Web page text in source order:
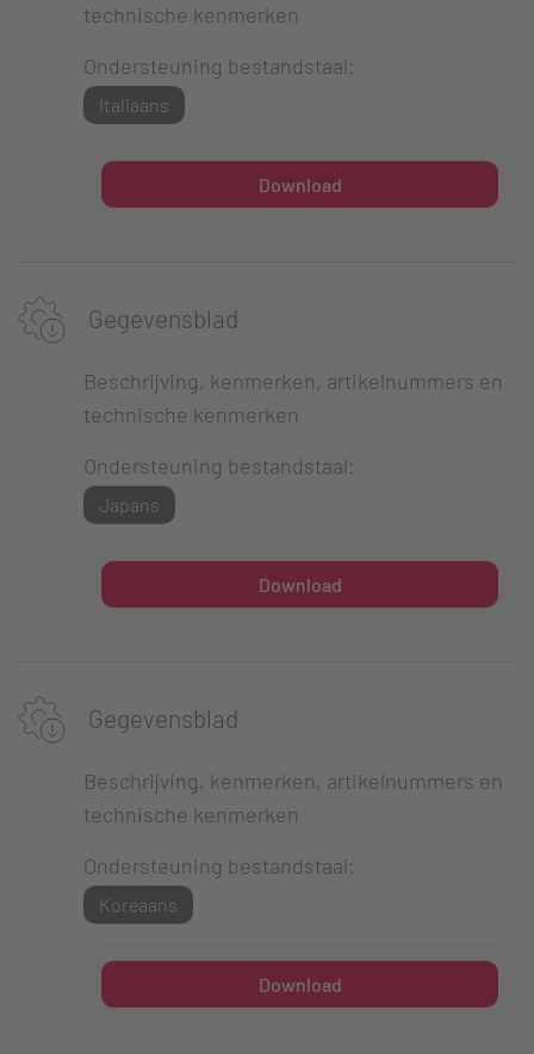
technische kenmerken
Ondersteuning bestandstaal:
Italiaans
Download
Gegevensblad
Beschrijving, kenmerken, artikelnummers en
technische kenmerken
Ondersteuning bestandstaal:
Japans
Download
Gegevensblad
Beschrijving, kenmerken, artikelnummers en
technische kenmerken
Ondersteuning bestandstaal:
Koreaans
Download